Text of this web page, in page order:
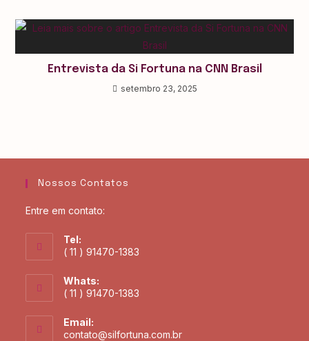
Entrevista da Si Fortuna na CNN Brasil
setembro 23, 2025
Nossos Contatos
Entre em contato:
Tel:
( 11 ) 91470-1383
Whats:
( 11 ) 91470-1383
Email:
contato@silfortuna.com.br